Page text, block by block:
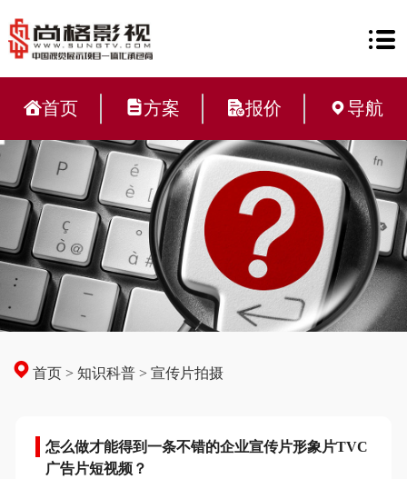
首页 方案 报价 导航
首页 >知识科普 >宣传片拍摄
怎么做才能得到一条不错的企业宣传片形象片TVC
广告片短视频？